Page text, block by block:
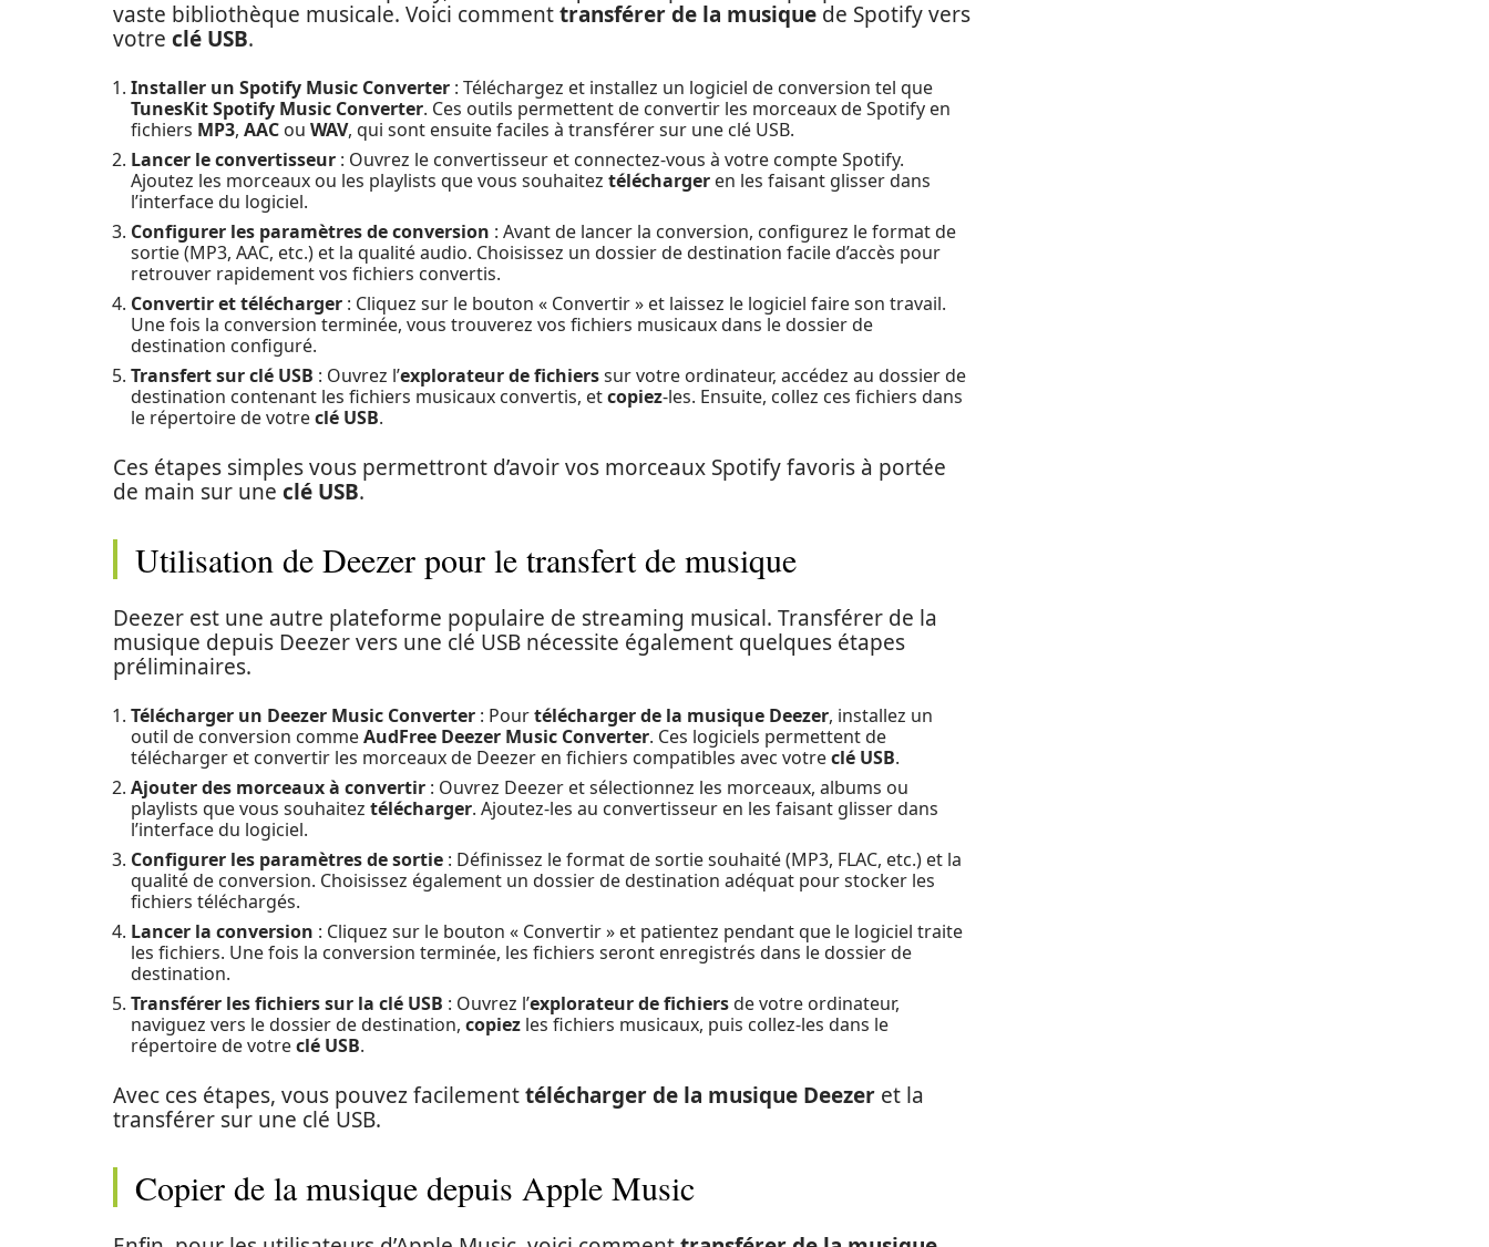
vaste bibliothèque musicale. Voici commenttransférer de la musique de Spotify vers
votre clé USB.
Installer un Spotify Music Converter : Téléchargez et installez un logiciel de conversion tel que
TunesKit Spotify Music Converter. Ces outils permettent de convertir les morceaux de Spotify en
fichiers MP3, AAC ou WAV, qui sont ensuite faciles à transférer sur une clé USB.
Lancer le convertisseur : Ouvrez le convertisseur et connectez-vous à votre compte Spotify.
Ajoutez les morceaux ou les playlists que vous souhaitez télécharger en les faisant glisser dans
l’interface du logiciel.
Configurer les paramètres de conversion : Avant de lancer la conversion, configurez le format de
sortie (MP3, AAC, etc.) et la qualité audio. Choisissez un dossier de destination facile d’accès pour
retrouver rapidement vos fichiers convertis.
Convertir et télécharger : Cliquez sur le bouton « Convertir » et laissez le logiciel faire son travail.
Une fois la conversion terminée, vous trouverez vos fichiers musicaux dans le dossier de
destination configuré.
Transfert sur clé USB : Ouvrez l’explorateur de fichierssur votre ordinateur, accédez au dossier de
destination contenant les fichiers musicaux convertis, etcopiez-les. Ensuite, collez ces fichiers dans
le répertoire de votreclé USB.
Ces étapes simples vous permettront d’avoir vos morceaux Spotify favoris à portée
de main sur une clé USB.
Utilisation de Deezer pour le transfert de musique
Deezer est une autre plateforme populaire de streaming musical. Transférer de la
musique depuis Deezer vers une clé USB nécessite également quelques étapes
préliminaires.
Télécharger un Deezer Music Converter : Pourtélécharger de la musique Deezer, installez un
outil de conversion commeAudFree Deezer Music Converter. Ces logiciels permettent de
télécharger et convertir les morceaux de Deezer en fichiers compatibles avec votreclé USB.
Ajouter des morceaux à convertir : Ouvrez Deezer et sélectionnez les morceaux, albums ou
playlists que vous souhaitez télécharger. Ajoutez-les au convertisseur en les faisant glisser dans
l’interface du logiciel.
Configurer les paramètres de sortie : Définissez le format de sortie souhaité (MP3, FLAC, etc.) et la
qualité de conversion. Choisissez également un dossier de destination adéquat pour stocker les
fichiers téléchargés.
Lancer la conversion : Cliquez sur le bouton « Convertir » et patientez pendant que le logiciel traite
les fichiers. Une fois la conversion terminée, les fichiers seront enregistrés dans le dossier de
destination.
Transférer les fichiers sur la clé USB : Ouvrez l’explorateur de fichiersde votre ordinateur,
naviguez vers le dossier de destination, copiez les fichiers musicaux, puis collez-les dans le
répertoire de votreclé USB.
Avec ces étapes, vous pouvez facilementtélécharger de la musique Deezer et la
transférer sur une clé USB.
Copier de la musique depuis Apple Music